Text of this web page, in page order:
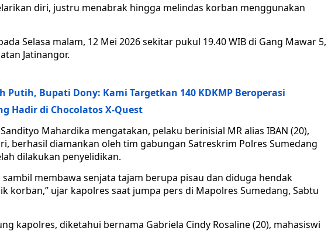
diri, justru menabrak hingga melindas korban menggunakan
Selasa malam, 12 Mei 2026 sekitar pukul 19.40 WIB di Gang Mawar 5,
Jatinangor.
Putih, Bupati Dony: Kami Targetkan 140 KDKMP Beroperasi
Hadir di Chocolatos X-Quest
Mahardika mengatakan, pelaku berinisial MR alias IBAN (20),
berhasil diamankan oleh tim gabungan Satreskrim Polres Sumedang
dilakukan penyelidikan.
membawa senjata tajam berupa pisau dan diduga hendak
korban,” ujar kapolres saat jumpa pers di Mapolres Sumedang, Sabtu
kapolres, diketahui bernama Gabriela Cindy Rosaline (20), mahasiswi